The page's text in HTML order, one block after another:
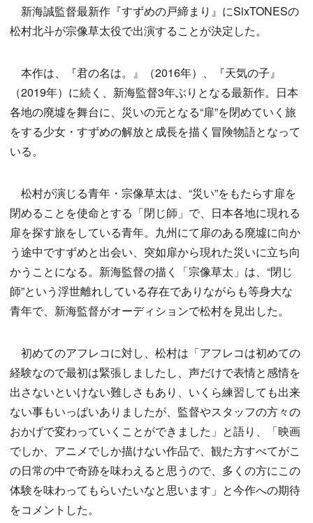
新海誠監督最新作『すずめの戸締まり』にSixTONESの
松村北斗が宗像草太役で出演することが決定した。
本作は、『君の名は。』（2016年）、『天気の子』
（2019年）に続く、新海監督3年ぶりとなる最新作。日本
各地の廃墟を舞台に、災いの元となる“扉”を閉めていく旅
をする少女・すずめの解放と成長を描く冒険物語となって
いる。
松村が演じる青年・宗像草太は、“災い”をもたらす扉を
閉めることを使命とする「閉じ師」で、日本各地に現れる
扉を探す旅をしている青年。九州にて扉のある廃墟に向か
う途中ですずめと出会い、突如扉から現れた災いに立ち向
かうことになる。新海監督の描く「宗像草太」は、“閉じ
師”という浮世離れしている存在でありながらも等身大な
青年で、新海監督がオーディションで松村を見出した。
初めてのアフレコに対し、松村は「アフレコは初めての
経験なので最初は緊張しましたし、声だけで表情と感情を
出さないといけない難しさもあり、いくら練習しても出来
ない事もいっぱいありましたが、監督やスタッフの方々の
おかげで変わっていくことができました」と語り、「映画
でしか、アニメでしか描けない作品で、観た方すべてがこ
の日常の中で奇跡を味わえると思うので、多くの方にこの
体験を味わってもらいたいなと思います」と今作への期待
をコメントした。